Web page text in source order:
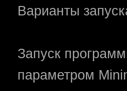
Варианты
Запуск
параметром